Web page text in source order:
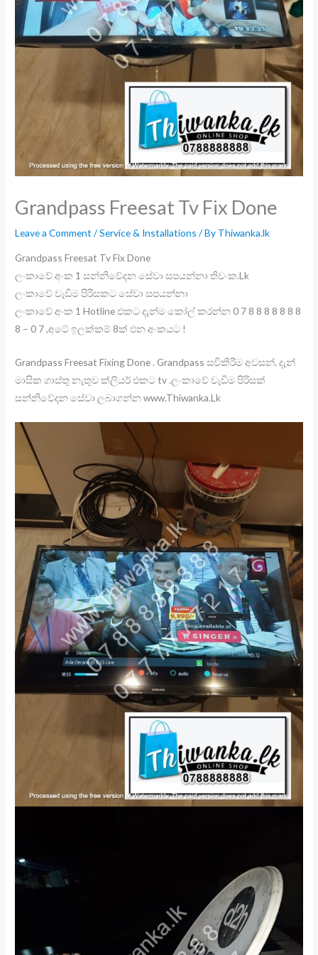
Grandpass Freesat Tv Fix Done
Leave a Comment /Service & Installations / By Thiwanka.lk
Grandpass Freesat Tv Fix Done
ලංකාවේ අංක 1 සන්නිවේදන සේවා සපයන්නා තිවංක.Lk
ලංකාවේ වැඩිම පිරිසකට සේවා සපයන්නා
ලංකාවේ අංක 1 Hotline එකට දැන්ම කෝල් කරන්න 0 7 8 8 8 8 8 8 8
8 – 0 7 ,අටේ ඉලක්කම් 8ක් එන අංකයට !
Grandpass Freesat Fixing Done . Grandpass සවිකිරීම අවසන්. දැන්
මාසික ගාස්තු නැතුව ක්ලියර් එකට tv .ලංකාවේ වැඩිම පිරිසක්
සන්නිවේදන සේවා ලබාගන්න www.Thiwanka.Lk